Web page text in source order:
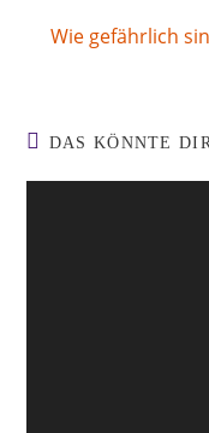
Wie gefährlich
DAS KÖNNTE